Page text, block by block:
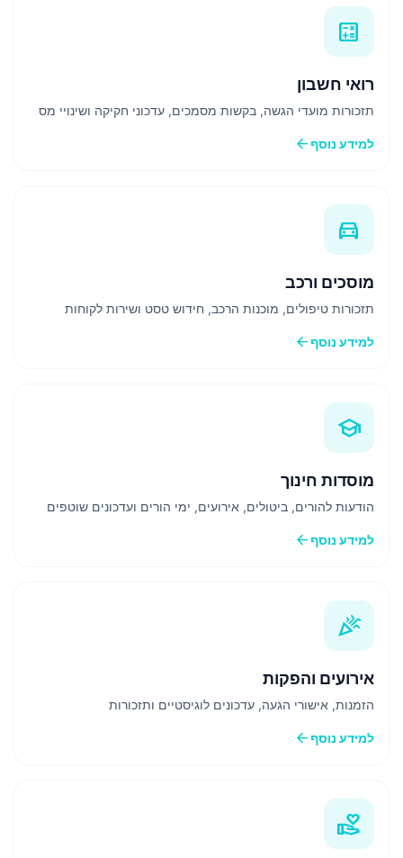
calculate
רואי חשבון
תזכורות מועדי הגשה, בקשות מסמכים, עדכוני חקיקה ושינויי מס
למידע נוסףarrow_back
directions_car
מוסכים ורכב
תזכורות טיפולים, מוכנות הרכב, חידוש טסט ושירות לקוחות
למידע נוסףarrow_back
school
מוסדות חינוך
הודעות להורים, ביטולים, אירועים, ימי הורים ועדכונים שוטפים
למידע נוסףarrow_back
celebration
אירועים והפקות
הזמנות, אישורי הגעה, עדכונים לוגיסטיים ותזכורות
למידע נוסףarrow_back
volunteer_activism